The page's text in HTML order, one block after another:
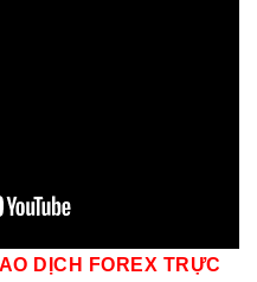
DỊCH FOREX TRỰC